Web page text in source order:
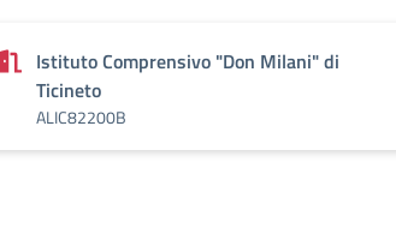
Istituto Comprensivo "Don Milani" di
Ticineto
ALIC82200B